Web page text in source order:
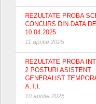
REZULTATE PROBA
CONCURS DIN DATA DE
10.04.2025
11 aprilie 2025
REZULTATE PROBA
2 POSTURI ASISTENT
GENERALIST
A.T.I.
10 aprilie 2025